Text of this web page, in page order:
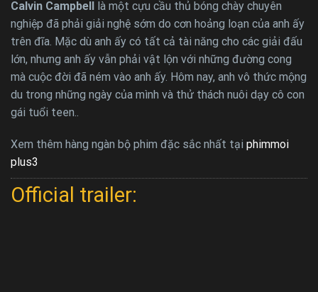
Calvin Campbell là một cựu cầu thủ bóng chày chuyên
nghiệp đã phải giải nghệ sớm do cơn hoảng loạn của anh ấy
trên đĩa. Mặc dù anh ấy có tất cả tài năng cho các giải đấu
lớn, nhưng anh ấy vẫn phải vật lộn với những đường cong
mà cuộc đời đã ném vào anh ấy. Hôm nay, anh vô thức mộng
du trong những ngày của mình và thử thách nuôi dạy cô con
gái tuổi teen..
Xem thêm hàng ngàn bộ phim đặc sắc nhất tại phimmoi
plus3
Official trailer: